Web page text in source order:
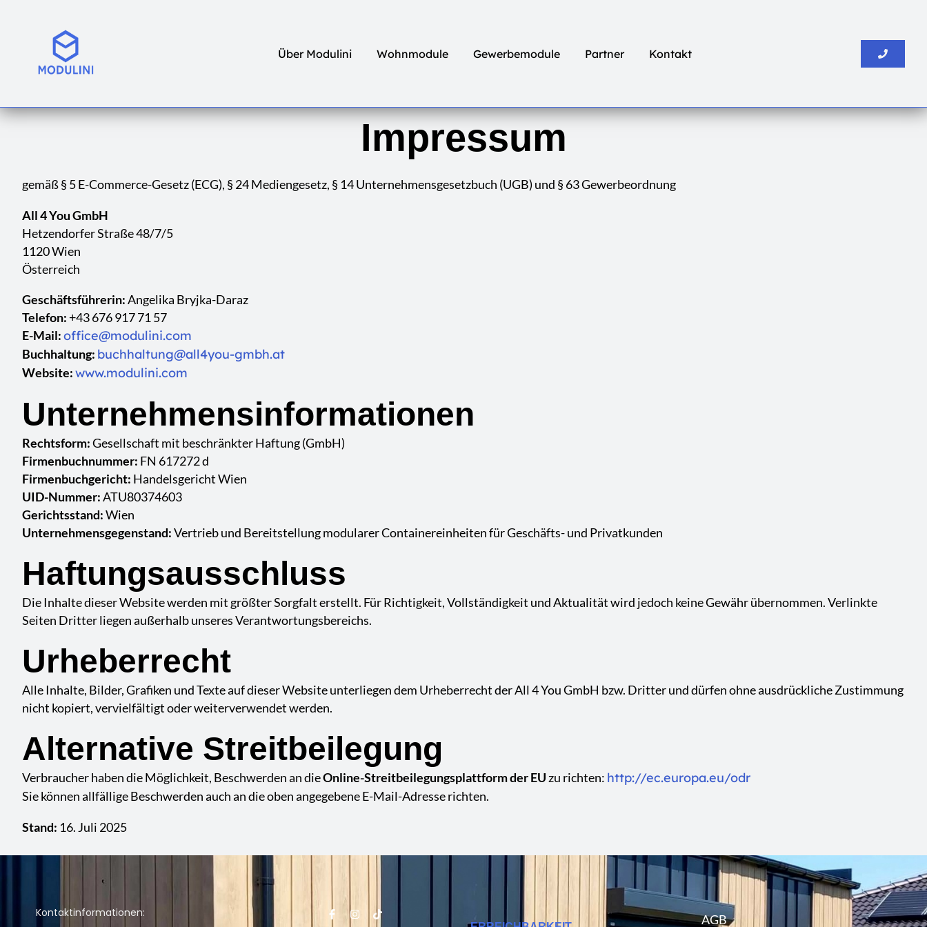
Über Modulini Wohnmodule Gewerbemodule Partner Kontakt
Impressum
gemäß § 5 E-Commerce-Gesetz (ECG), § 24 Mediengesetz, § 14 Unternehmensgesetzbuch (UGB) und § 63 Gewerbeordnung
All 4 You GmbH
Hetzendorfer Straße 48/7/5
1120 Wien
Österreich
Geschäftsführerin:Angelika Bryjka-Daraz
Telefon: +43 676 917 71 57
E-Mail:office@modulini.com
Buchhaltung: buchhaltung@all4you-gmbh.at
Website:www.modulini.com
Unternehmensinformationen
Rechtsform:Gesellschaft mit beschränkter Haftung (GmbH)
Firmenbuchnummer: FN 617272 d
Firmenbuchgericht: Handelsgericht Wien
UID-Nummer:ATU80374603
Gerichtsstand:Wien
Unternehmensgegenstand:Vertrieb und Bereitstellung modularer Containereinheiten für Geschäfts- und Privatkunden
Haftungsausschluss
Die Inhalte dieser Website werden mit größter Sorgfalt erstellt. Für Richtigkeit, Vollständigkeit und Aktualität wird jedoch keine Gewähr übernommen. Verlinkte
Seiten Dritter liegen außerhalb unseres Verantwortungsbereichs.
Urheberrecht
Alle Inhalte, Bilder, Grafiken und Texte auf dieser Website unterliegen dem Urheberrecht der All 4 You GmbH bzw. Dritter und dürfen ohne ausdrückliche Zustimmung
nicht kopiert, vervielfältigt oder weiterverwendet werden.
Alternative Streitbeilegung
Verbraucher haben die Möglichkeit, Beschwerden an dieOnline-Streitbeilegungsplattform der EU zu richten: http://ec.europa.eu/odr
Sie können allfällige Beschwerden auch an die oben angegebene E-Mail-Adresse richten.
Stand: 16. Juli 2025
Kontaktinformationen: AGB